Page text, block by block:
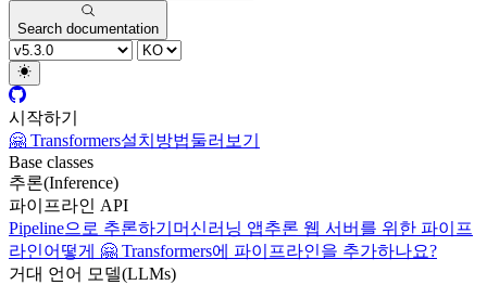
Search documentation
시작하기
🤗 Transformers설치방법둘러보기
Base classes
추론(Inference)
파이프라인 API
Pipeline으로 추론하기 머신러닝 앱추론 웹 서버를 위한 파이프
라인어떻게 🤗 Transformers에 파이프라인을 추가하나요?
거대 언어 모델(LLMs)